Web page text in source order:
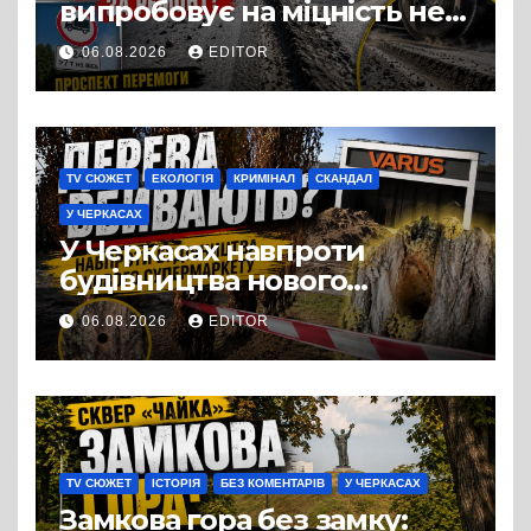
випробовує на міцність не
лише людей, а й дороги
Черкас
06.08.2026 EDITOR
TV СЮЖЕТ ЕКОЛОГІЯ КРИМІНАЛ СКАНДАЛ
У ЧЕРКАСАХ
У Черкасах навпроти
будівництва нового
супермаркету VARUS на
проспекті Перемоги всохли
дерева. І це навряд чи
можна назвати
випадковістю
06.08.2026 EDITOR
TV СЮЖЕТ ІСТОРІЯ БЕЗ КОМЕНТАРІВ У ЧЕРКАСАХ
Замкова гора без замку: